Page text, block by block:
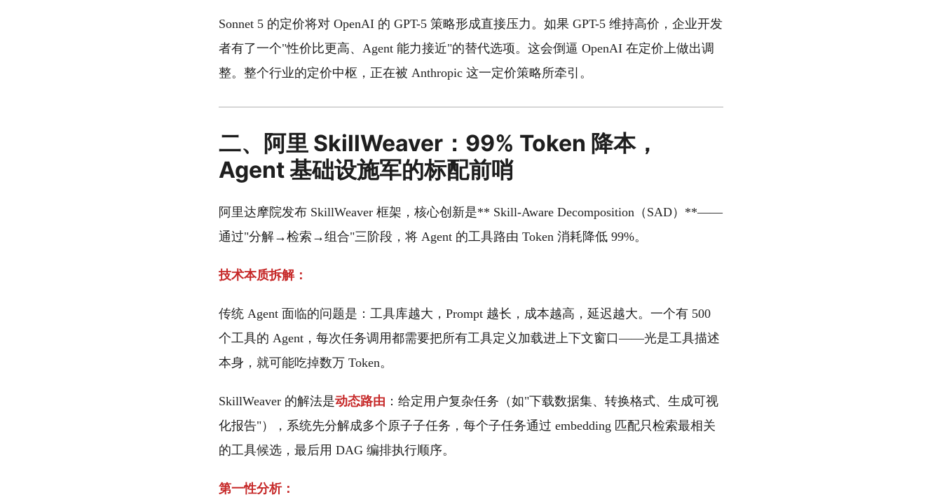
Sonnet 5 的定价将对 OpenAI 的 GPT-5 策略形成直接压力。如果 GPT-5 维持高价，企业开发
者有了一个"性价比更高、Agent 能力接近"的替代选项。这会倒逼 OpenAI 在定价上做出调
整。整个行业的定价中枢，正在被 Anthropic 这一定价策略所牵引。
二、阿里 SkillWeaver：99% Token 降本，
Agent 基础设施军的标配前哨
阿里达摩院发布 SkillWeaver 框架，核心创新是** Skill-Aware Decomposition（SAD）**——
通过"分解→检索→组合"三阶段，将 Agent 的工具路由 Token 消耗降低 99%。
技术本质拆解：
传统 Agent 面临的问题是：工具库越大，Prompt 越长，成本越高，延迟越大。一个有 500
个工具的 Agent，每次任务调用都需要把所有工具定义加载进上下文窗口——光是工具描述
本身，就可能吃掉数万 Token。
SkillWeaver 的解法是动态路由 ：给定用户复杂任务（如"下载数据集、转换格式、生成可视
化报告"），系统先分解成多个原子子任务，每个子任务通过 embedding 匹配只检索最相关
的工具候选，最后用 DAG 编排执行顺序。
第一性分析：